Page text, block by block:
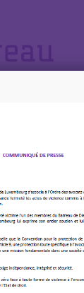
formation
et ad hoc’
les